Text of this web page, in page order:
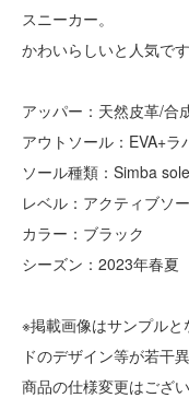
スニーカー。
かわいらしいと人気です
アッパー：天然皮革/合
アウトソール：EVA+ラ
ソール種類：Simba
レベル：アクティブソ
カラー：ブラック
シーズン：2023年春夏
※掲載画像はサンプル
ドのデザイン等が若干
商品の仕様変更はござい